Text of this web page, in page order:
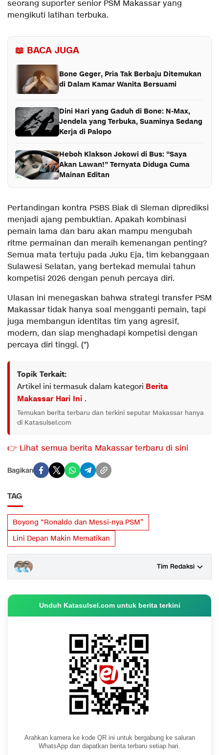
seorang suporter senior PSM Makassar yang
mengikuti latihan terbuka.
📖 BACA JUGA
Bone Geger, Pria Tak Berbaju Ditemukan
di Dalam Kamar Wanita Bersuami
Dini Hari yang Gaduh di Bone: N-Max,
Jendela yang Terbuka, Suaminya Sedang
Kerja di Palopo
Heboh Klakson Jokowi di Bus: “Saya
Akan Lawan!” Ternyata Diduga Cuma
Mainan Editan
Pertandingan kontra PSBS Biak di Sleman diprediksi
menjadi ajang pembuktian. Apakah kombinasi
pemain lama dan baru akan mampu mengubah
ritme permainan dan meraih kemenangan penting?
Semua mata tertuju pada Juku Eja, tim kebanggaan
Sulawesi Selatan, yang bertekad memulai tahun
kompetisi 2026 dengan penuh percaya diri.
Ulasan ini menegaskan bahwa strategi transfer PSM
Makassar tidak hanya soal mengganti pemain, tapi
juga membangun identitas tim yang agresif,
modern, dan siap menghadapi kompetisi dengan
percaya diri tinggi. (*)
Topik Terkait:
Artikel ini termasuk dalam kategori Berita
Makassar Hari Ini .
Temukan berita terbaru dan terkini seputar Makassar hanya
di Katasulsel.com
👉 Lihat semua berita Makassar terbaru di sini
Bagikan
TAG
Boyong “Ronaldo dan Messi-nya PSM”
Lini Depan Makin Mematikan
Tim Redaksi
Unduh Katasulsel.com untuk berita terkini
Arahkan kamera ke kode QR ini untuk bergabung ke saluran
WhatsApp dan dapatkan berita terbaru setiap hari.